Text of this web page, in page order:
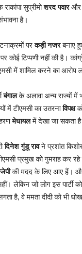
सुप्रीमोशरद पवार
है।
परकड़ी नजरबनाए
कोई टिप्पणी नहीं की है।
में शामिल करने का आरोप
बंगालके अलावा अन्य राज्यों में
में टीएमसी का उतरनाविपक्ष
मेघायलमें देखा जा सकता
दिनेश गुंडू रावने प्रशांत
प्रमुख को गुमराह कर
की मदद के लिए आए हैं। और
लेकिन जो लोग इस पार्टी
है, वे ममता दीदी को भी